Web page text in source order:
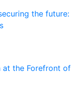
the future:
at the Forefront of